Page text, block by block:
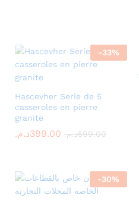
-33%
Hascevher Serie de 5
casseroles en pierre
granite
399.00د.م. 599.00د.م.
-30%